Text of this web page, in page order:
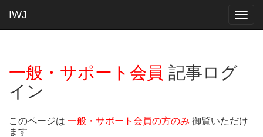
IWJ
一般・サポート会員 記事ログ
イン
このページは 一般・サポート会員の方のみ 御覧いただけ
ます